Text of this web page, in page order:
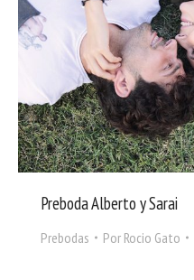
Preboda Alberto y Sarai
Prebodas Por Rocio Gato